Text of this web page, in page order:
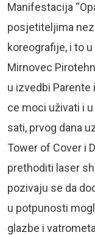
Manifestacija
posjetiteljima
koreografije, i to
Mirnovec
u izvedbi Parente
ce moci uživati i
sati, prvog dana
Tower of Cover i
prethoditi laser
pozivaju se da
u potpunosti
glazbe i